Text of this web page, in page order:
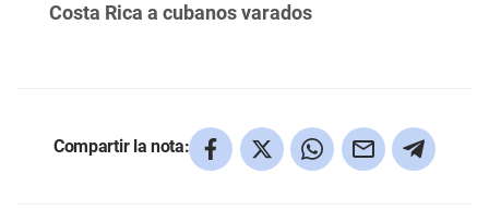
Costa Rica a cubanos varados
Compartir la nota: